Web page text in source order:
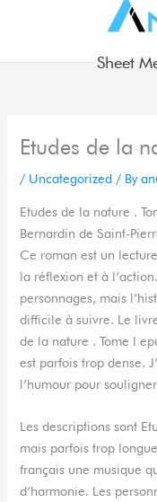
Sheet
Etudes de la
/ Uncategorized / By
Etudes de la nature .
Bernardin de Saint-
Ce roman est un
la réflexion et à
personnages, mais
difficile à suivre. Le
de la nature . Tome I
est parfois trop dense.
l’humour pour
Les descriptions sont
mais parfois trop
français une musique
d’harmonie. Les